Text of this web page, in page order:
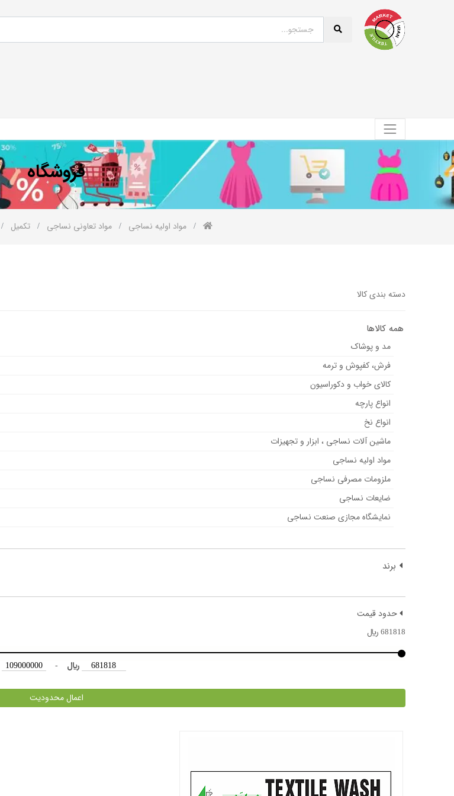
فروشگاه
مواد اولیه نساجی مواد تعاونی نساجی تکمیل
دسته بندی کالا
همه کالاها
مد و پوشاک
فرش، کفپوش و ترمه
کالای خواب و دکوراسیون
انواع پارچه
انواع نخ
ماشین آلات نساجی ، ابزار و تجهیزات
مواد اولیه نساجی
ملزومات مصرفی نساجی
ضایعات نساجی
نمایشگاه مجازی صنعت نساجی
برند
حدود قیمت
681818 ﷼
﷼ -
اعمال محدودیت